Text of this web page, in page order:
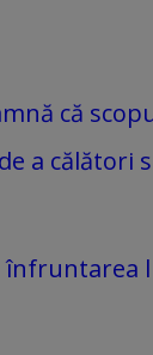
că
a călători